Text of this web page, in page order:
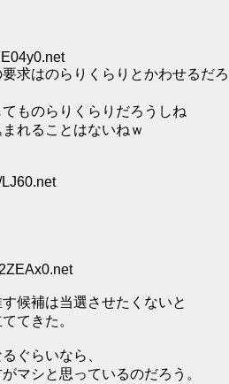
求はのらりくらりとかわせるだろ
ものらりくらりだろうしね
れることはないねｗ
候補は当選させたくないと
てきた。
ぐらいなら、
マシと思っているのだろう。